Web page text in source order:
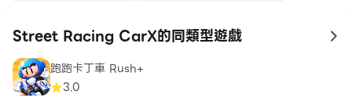
Street Racing CarX的同類型遊戲 to
跑跑卡丁車 Rush+
3.0